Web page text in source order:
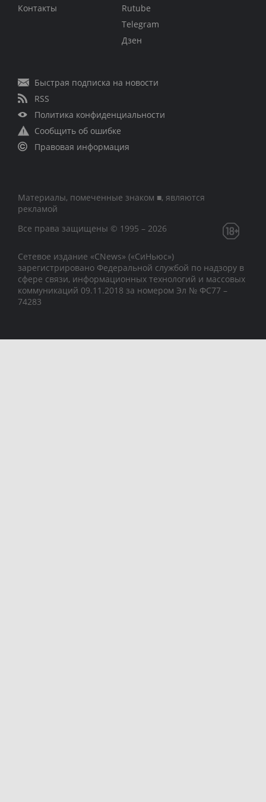
Контакты
Rutube
Telegram
Дзен
Быстрая подписка на новости
RSS
Политика конфиденциальности
Сообщить об ошибке
Правовая информация
Материалы, помеченные знаком ■, являются
рекламой
Все права защищены © 1995 – 2026
Сетевое издание «CNews» («СиНьюс»)
зарегистрировано Федеральной службой по надзору в
сфере связи, информационных технологий и массовых
коммуникаций 09.11.2018 за номером Эл № ФС77 –
74283